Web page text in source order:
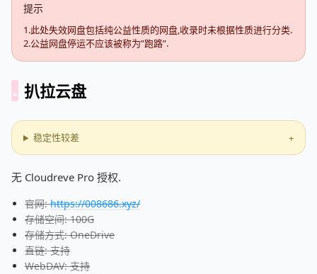
提示
1.此处失效网盘包括纯公益性质的网盘,收录时未根据性质进行分类.
2.公益网盘停运不应该被称为”跑路”.
扒拉云盘
稳定性较差
无 Cloudreve Pro 授权.
官网:https://008686.xyz/
存储空间: 100G
存储方式: OneDrive
直链: 支持
WebDAV: 支持